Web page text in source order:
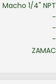
Macho 1/4" NPT
-
-
-
ZAMAC